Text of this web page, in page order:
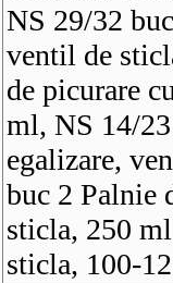
NS 29/32
ventil de
de picurare
ml, NS 14/
egalizare,
buc 2 Palnie
sticla, 250
sticla, 100-